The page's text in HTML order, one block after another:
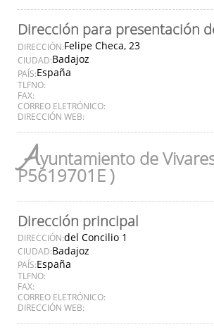
Dirección para presentación
DIRECCIÓN:Felipe Checa, 23
CIUDAD:Badajoz
PAÍS:España
TLFNO:
FAX:
CORREO ELETRÓNICO:
DIRECCIÓN WEB:
Ayuntamiento de
P5619701E )
Dirección principal
DIRECCIÓN:del Concilio 1
CIUDAD:Badajoz
PAÍS:España
TLFNO:
FAX:
CORREO ELETRÓNICO:
DIRECCIÓN WEB: